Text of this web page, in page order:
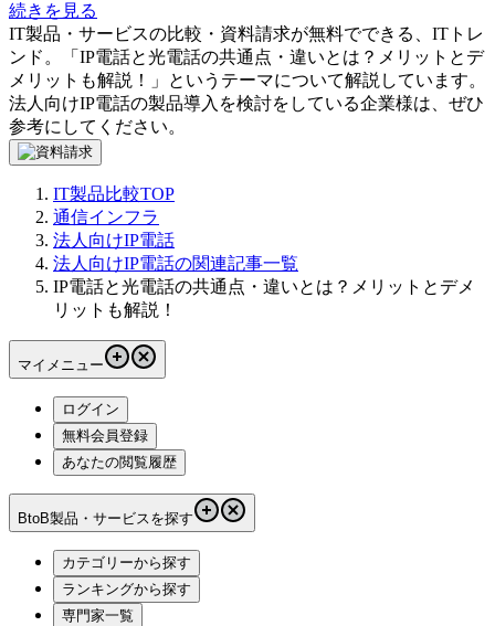
続きを見る
IT製品・サービスの比較・資料請求が無料でできる、ITトレ
ンド。「 IP電話と光電話の共通点・違いとは？メリットとデ
メリットも解説！
」というテーマについて解説しています。
法人向けIP電話の製品導入を検討をしている企業様は、ぜひ
参考にしてください。
IT製品比較TOP
通信インフラ
法人向けIP電話
法人向けIP電話の関連記事一覧
IP電話と光電話の共通点・違いとは？メリットとデメ
リットも解説！
マイメニュー
ログイン
無料会員登録
あなたの閲覧履歴
BtoB製品・サービスを探す
カテゴリーから探す
ランキングから探す
専門家一覧